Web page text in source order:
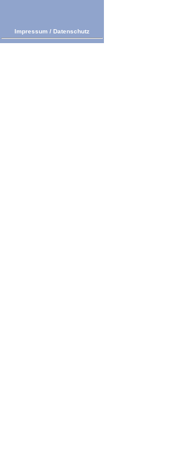
Impressum / Datenschutz